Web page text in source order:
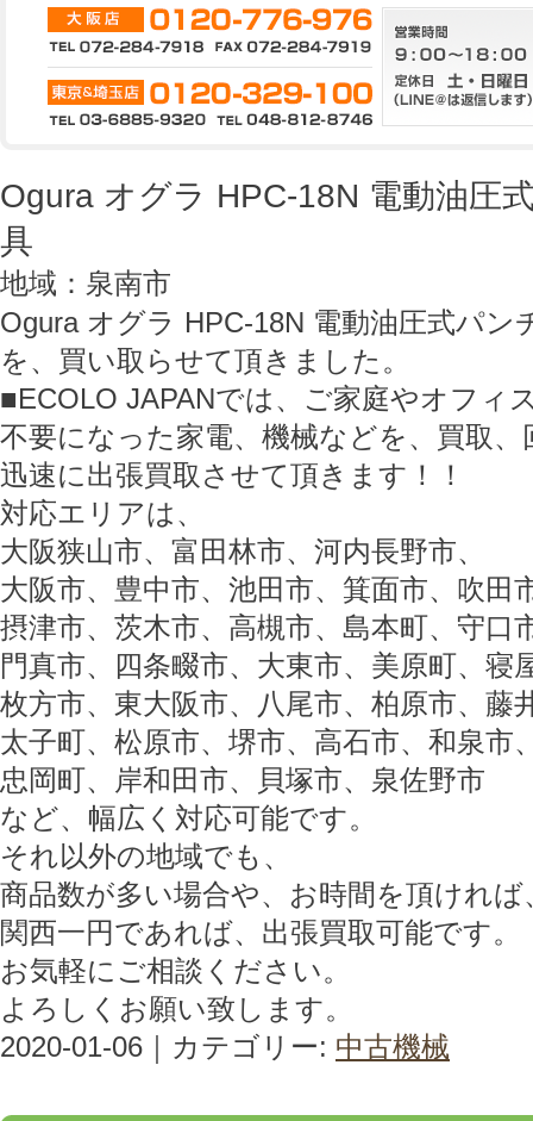
Ogura オグラ HPC-18N 電動油圧
具
地域：泉南市
Ogura オグラ HPC-18N 電動油圧式パン
を、買い取らせて頂きました。
■ECOLO JAPANでは、ご家庭やオフィ
不要になった家電、機械などを、買取
迅速に出張買取させて頂きます！！
対応エリアは、
大阪狭山市、富田林市、河内長野市、
大阪市、豊中市、池田市、箕面市、吹田
摂津市、茨木市、高槻市、島本町、守口
門真市、四条畷市、大東市、美原町、寝
枚方市、東大阪市、八尾市、柏原市、藤
太子町、松原市、堺市、高石市、和泉市
忠岡町、岸和田市、貝塚市、泉佐野市
など、幅広く対応可能です。
それ以外の地域でも、
商品数が多い場合や、お時間を頂ければ
関西一円であれば、出張買取可能です。
お気軽にご相談ください。
よろしくお願い致します。
2020-01-06｜カテゴリー: 中古機械